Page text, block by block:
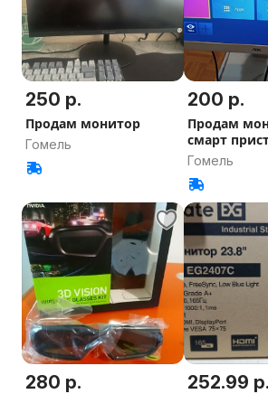
250 р.
Продам монитор
Гомель
200 р.
Продам
смарт
Гомель
280 р. 252.99 р.